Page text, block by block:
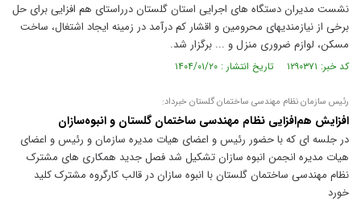
نشست مدیران دستگاه های اجرایی استان گلستان درراستای هم افزایی برای حل
برخی از نیازمندیهای محرومین و اقشار کم درآمد در زمینه ایجاد اشتغال، ساخت
مسکن، لوازم ضروری منزل و ... برگزار شد.
کد خبر: ۱۲۹۰۳۷۱ تاریخ انتشار : ۱۴۰۴/۰۱/۲۰
رئیس سازمان نظام مهندسی ساختمان گلستان خبرداد:
افزایش هم‌افزایی نظام مهندسی ساختمان گلستان و انبوه‌سازان
در جلسه ای که با حضور رئیس و اعضای هیات مدیره سازمان و رئیس و اعضای
هیات مدیره انجمن انبوه سازان تشکیل شد فصل جدید همکاری های مشترک
نظام مهندسی ساختمان گلستان با انبوه سازان در قالب کارگروه مشترک کلید
خورد